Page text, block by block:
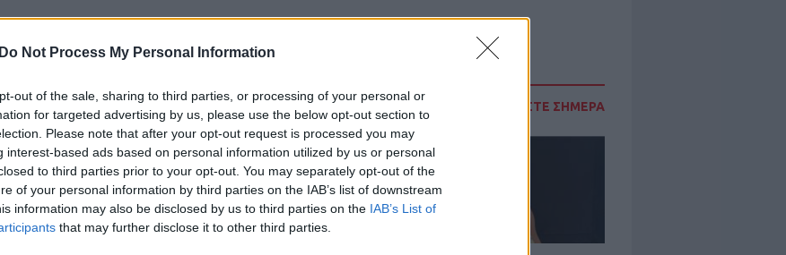
Do Not Process My Personal Information
out of the sale, sharing to third parties, or processing of your personal or
for targeted advertising by us, please use the below opt-out section to
Please note that after your opt-out request is processed you may
interest-based ads based on personal information utilized by us or personal
to third parties prior to your opt-out. You may separately opt-out of the
of your personal information by third parties on the IAB’s list of downstream
information may also be disclosed by us to third parties on the IAB’s List of
that may further disclose it to other third parties.
ΔΙΑΒΑΣΤΕ ΣΗΜΕΡΑ
είχε ύψος 34 μέτρα.